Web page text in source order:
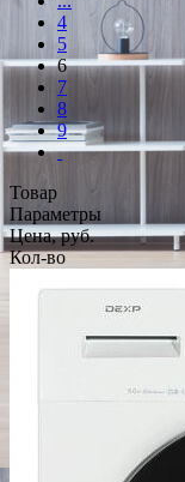
4
5
6
7
8
9
Товар
Параметры
Цена, руб.
Кол-во